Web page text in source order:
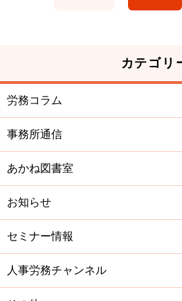
カテゴリ
労務コラム
事務所通信
あかね図書室
お知らせ
セミナー情報
人事労務チャンネル